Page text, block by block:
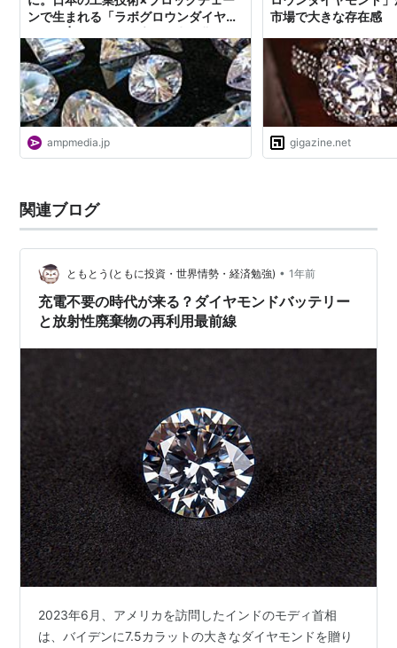
ンで生まれる「ラボグロウンダイヤモ
を生む瞬間を情報でつくりだす新世代
向けビジネスメディア
ampmedia.jp
市場で大きな存在感
gigazine.net
関連ブログ
ともとう(ともに投資・世界情勢・経済勉強) • 1年前
充電不要の時代が来る？ダイヤモンドバッテリー
と放射性廃棄物の再利用最前線
2023年6月、アメリカを訪問したインドのモディ首相
は、バイデンに7.5カラットの大きなダイヤモンドを贈り